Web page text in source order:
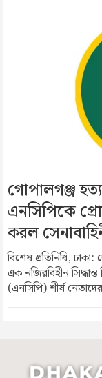
গোপালগঞ্জ
এনসিপিকে
করল
বিশেষ প্রতিনিধি,
এক নজিরবিহীন সিদ্ধান্ত
(এনসিপি) শীর্ষ